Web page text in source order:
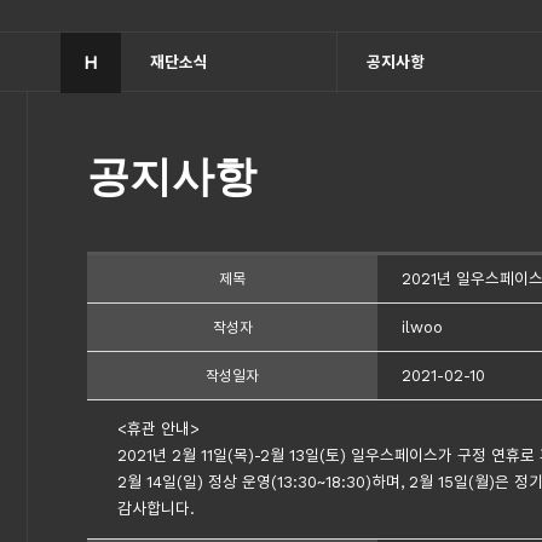
H 재단소식 공지사항
공지사항
제목 2021년 일우스페이
작성자 ilwoo
작성일자 2021-02-10
<휴관 안내>
2021년 2월 11일(목)-2월 13일(토) 일우스페이스가 구정 연휴로
2월 14일(일) 정상 운영(13:30~18:30)하며, 2월 15일(월)은 정
감사합니다.